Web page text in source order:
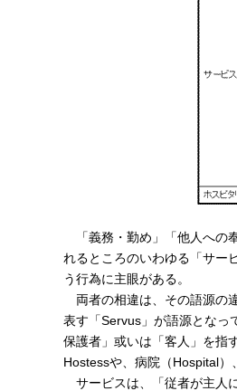
「義務・勤め」「他人への
れるところのいわゆる「サー
う行為に主眼がある。
両者の相違は、その語源の
表す「Servus」が語源となっ
保護者」或いは「客人」を指
Hostessや、病院（Hospital
サービスは、「従者が主人